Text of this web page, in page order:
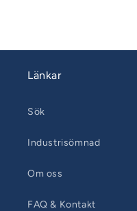
Länkar
Sök
Industrisömnad
Om oss
FAQ & Kontakt